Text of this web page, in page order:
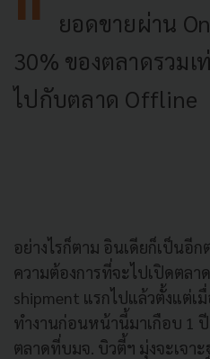
ยอดขายผ่าน
30% ของตลาดรวม
ไปกับตลาด Offline
อย่างไรก็ตาม อินเดียก็เป็นอี
ความต้องการที่จะไปเปิดตลา
shipment แรกไปแล้วตั้งแต่
ทำงานก่อนหน้านี้มาเกือบ 1
ตลาดที่บมจ. บิวตี้ฯ มุ่งจะเจา